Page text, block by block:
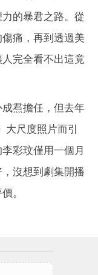
的暴君之路。從
痛，再到透過美
完全看不出這竟
焄擔任，但去年
大尺度照片而引
彩玟僅用一個月
沒想到劇集開播
。